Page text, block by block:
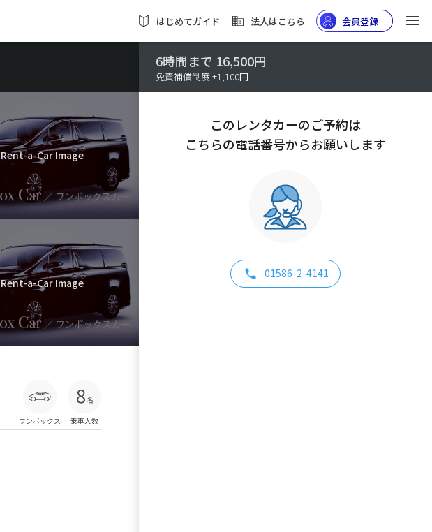
はじめてガイド 法人はこちら 会員登録
Rent-a-Car Image
Rent-a-Car Image
ワンボックス 乗車人数
6時間まで 16,500円
免責補償制度 +1,100円
このレンタカーのご予約は
こちらの電話番号からお願いします
01586-2-4141